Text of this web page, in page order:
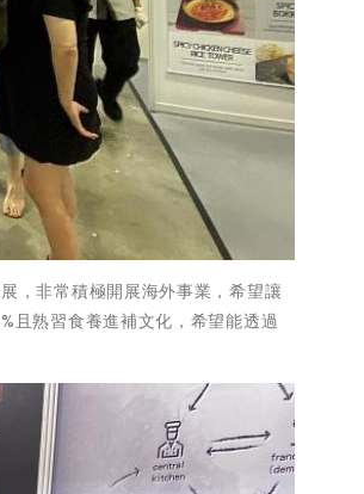
，非常積極開展海外事業，希望讓
且熟習食養進補文化，希望能透過